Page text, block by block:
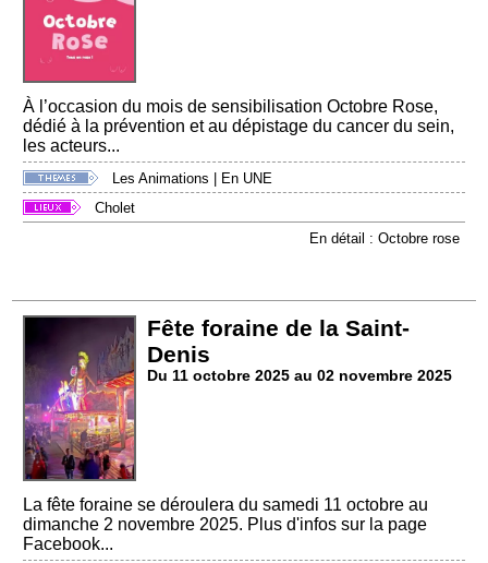
À l’occasion du mois de sensibilisation Octobre Rose,
dédié à la prévention et au dépistage du cancer du sein,
les acteurs...
Les Animations
En UNE
Cholet
En détail : Octobre rose
Fête foraine de la Saint-
Denis
Du 11 octobre 2025 au 02 novembre 2025
La fête foraine se déroulera du samedi 11 octobre au
dimanche 2 novembre 2025. Plus d'infos sur la page
Facebook...